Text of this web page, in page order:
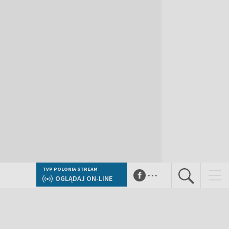
TVP POLONIA STREAM
OGLĄDAJ ON-LINE ...